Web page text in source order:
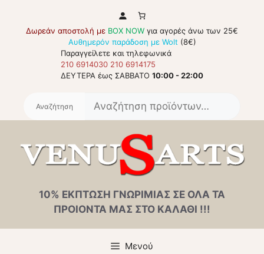
περιεχόμενο
Δωρεάν αποστολή με BOX NOW για αγορές άνω των 25€
Αυθημερόν παράδοση με Wolt (8€)
Παραγγείλετε και τηλεφωνικά
210 6914030 210 6914175
ΔΕΥΤΕΡΑ έως ΣΑΒΒΑΤΟ 10:00 - 22:00
10% ΕΚΠΤΩΣΗ ΓΝΩΡΙΜΙΑΣ ΣΕ ΟΛΑ ΤΑ
ΠΡΟΙΟΝΤΑ ΜΑΣ ΣΤΟ ΚΑΛΑΘΙ !!!
Μενού